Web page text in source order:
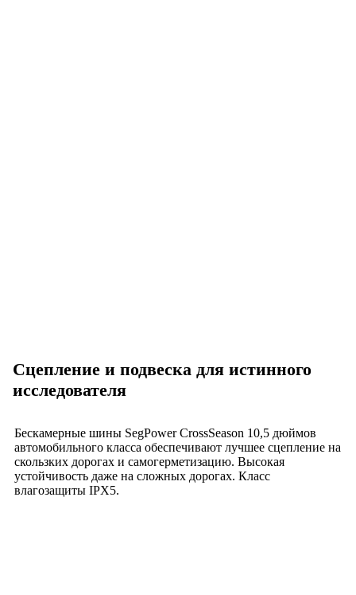
Сцепление и подвеска для истинного
исследователя
Бескамерные шины SegPower CrossSeason 10,5 дюймов
автомобильного класса обеспечивают лучшее сцепление на
скользких дорогах и самогерметизацию. Высокая
устойчивость даже на сложных дорогах. Класс
влагозащиты IPX5.